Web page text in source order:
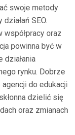
swoje metody
SEO.
współpracy oraz
powinna być w
działania
rynku. Dobrze
do edukacji
dzielić się
oraz zmianach